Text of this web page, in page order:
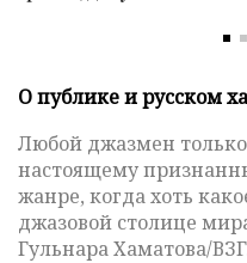
О публике и русском
Любой джазмен только
настоящему
жанре, когда хоть
джазовой столице
Гульнара Хаматова/